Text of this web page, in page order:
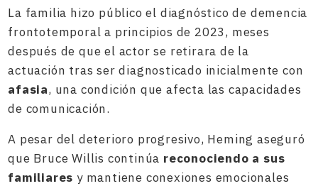
La familia hizo público el diagnóstico de demencia
frontotemporal a principios de 2023, meses
después de que el actor se retirara de la
actuación tras ser diagnosticado inicialmente con
afasia, una condición que afecta las capacidades
de comunicación.
A pesar del deterioro progresivo, Heming aseguró
que Bruce Willis continúa reconociendo a sus
familiares y mantiene conexiones emocionales